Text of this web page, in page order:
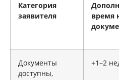
Категория
заявителя
время
Документы
доступны,
+1–2